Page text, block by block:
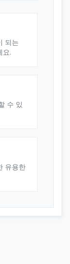
되는
요.
수 있
유용한